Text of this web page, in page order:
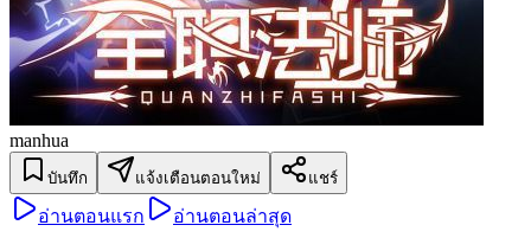
manhua
บันทึก แจ้งเตือนตอนใหม่ แชร์
อ่านตอนแรก อ่านตอนล่าสุด